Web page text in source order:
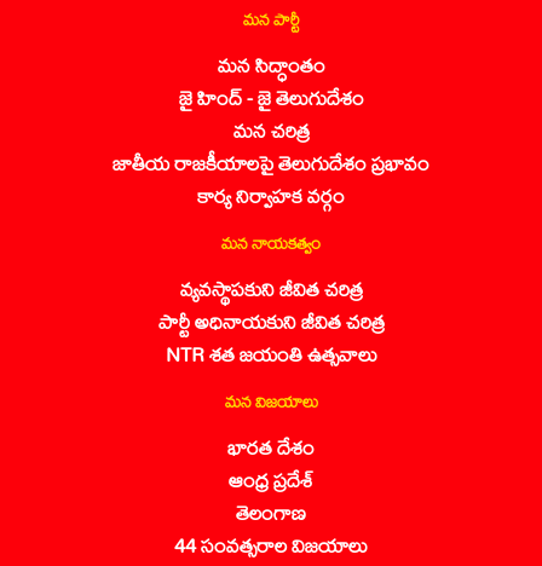
మన పార్టీ
మన సిద్ధాంతం
జై హింద్ - జై తెలుగుదేశం
మన చరిత్ర
జాతీయ రాజకీయాలపై తెలుగుదేశం ప్రభావం
కార్య నిర్వాహక వర్గం
మన నాయకత్వం
వ్యవస్థాపకుని జీవిత చరిత్ర
పార్టీ అధినాయకుని జీవిత చరిత్ర
NTR శత జయంతి ఉత్సవాలు
మన విజయాలు
భారత దేశం
ఆంధ్ర ప్రదేశ్
తెలంగాణ
44 సంవత్సరాల విజయాలు